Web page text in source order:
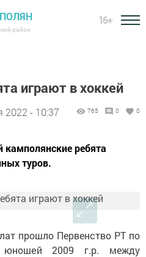
район
16+
играют в хоккей
2022 - 10:37 765 0 0
камполянские ребята
туров.
прошло Первенство РТ по
юношей 2009 г.р. между